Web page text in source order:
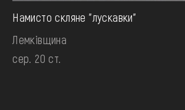
Намисто скляне "лускавки"
Лемківщина
сер. 20 ст.